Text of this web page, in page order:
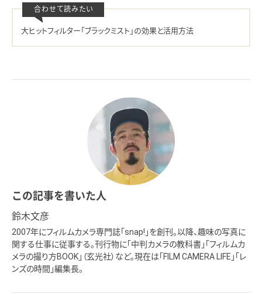
大ヒットフィルター「ブラックミスト」の効果と活用方法
この記事を書いた人
鈴木文彦
2007年にフィルムカメラ専門誌「snap!」を創刊。以降、趣味の写真に
関する仕事に従事する。刊行物に「中判カメラの教科書」「フィルムカ
メラの撮り方BOOK」（玄光社）など。現在は「FILM CAMERA LIFE」「レ
ンズの時間」編集長。